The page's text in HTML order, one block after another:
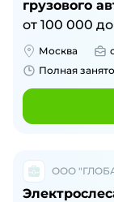
грузового
от 100 000 до
Москва
Полная
ООО